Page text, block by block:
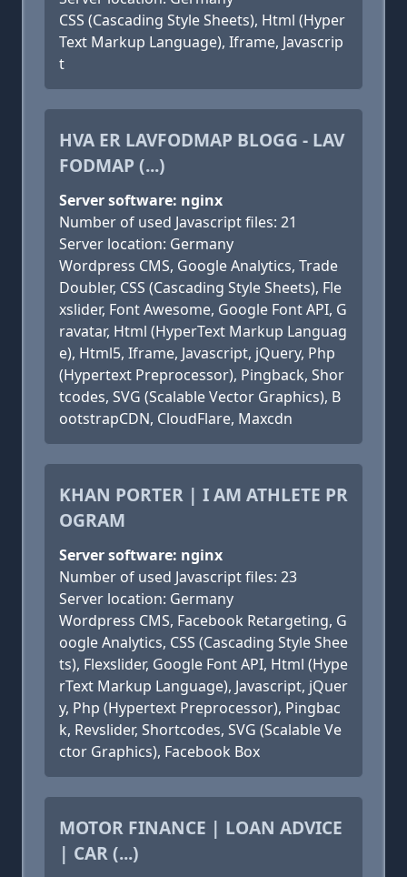
CSS (Cascading Style Sheets), Html (Hyper
Text Markup Language), Iframe, Javascrip
t
HVA ER LAVFODMAP BLOGG - LAV
FODMAP (...)
Server software: nginx
Number of used Javascript files: 21
Server location: Germany
Wordpress CMS, Google Analytics, Trade
Doubler, CSS (Cascading Style Sheets), Fle
xslider, Font Awesome, Google Font API, G
ravatar, Html (HyperText Markup Languag
e), Html5, Iframe, Javascript, jQuery, Php
(Hypertext Preprocessor), Pingback, Shor
tcodes, SVG (Scalable Vector Graphics), B
ootstrapCDN, CloudFlare, Maxcdn
KHAN PORTER | I AM ATHLETE PR
OGRAM
Server software: nginx
Number of used Javascript files: 23
Server location: Germany
Wordpress CMS, Facebook Retargeting, G
oogle Analytics, CSS (Cascading Style Shee
ts), Flexslider, Google Font API, Html (Hype
rText Markup Language), Javascript, jQuer
y, Php (Hypertext Preprocessor), Pingbac
k, Revslider, Shortcodes, SVG (Scalable Ve
ctor Graphics), Facebook Box
MOTOR FINANCE | LOAN ADVICE
| CAR (...)